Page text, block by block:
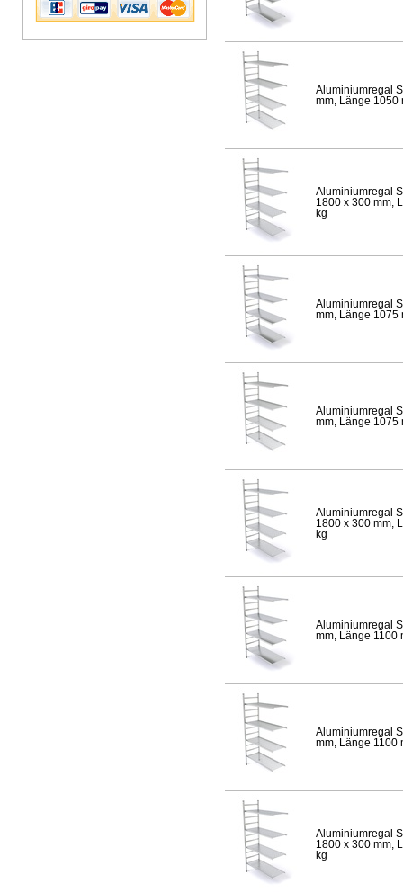
Aluminiumregal
mm, Länge 1050
Aluminiumregal
1800 x 300 mm,
kg
Aluminiumregal
mm, Länge 1075
Aluminiumregal
mm, Länge 1075
Aluminiumregal
1800 x 300 mm,
kg
Aluminiumregal
mm, Länge 1100
Aluminiumregal
mm, Länge 1100
Aluminiumregal
1800 x 300 mm,
kg